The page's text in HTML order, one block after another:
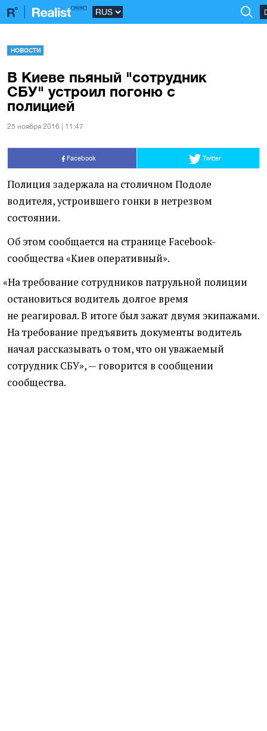
НОВОСТИ
В Киеве пьяный "сотрудник
СБУ" устроил погоню с
полицией
25 ноября 2016 | 11:47
Facebook Twitter
Полиция задержала на столичном Подоле
водителя, устроившего гонки в нетрезвом
состоянии.
Об этом сообщается на странице Facebook-
сообщества«Киев оперативный».
«На требование сотрудников патрульной полиции
остановиться водитель долгое время
не реагировал. В итоге был зажат двумя экипажами.
На требование предъявить документы водитель
начал рассказывать о том, что он уважаемый
сотрудник СБУ», — говорится в сообщении
сообщества.